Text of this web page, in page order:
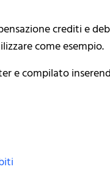
crediti e
come esempio.
e compilato